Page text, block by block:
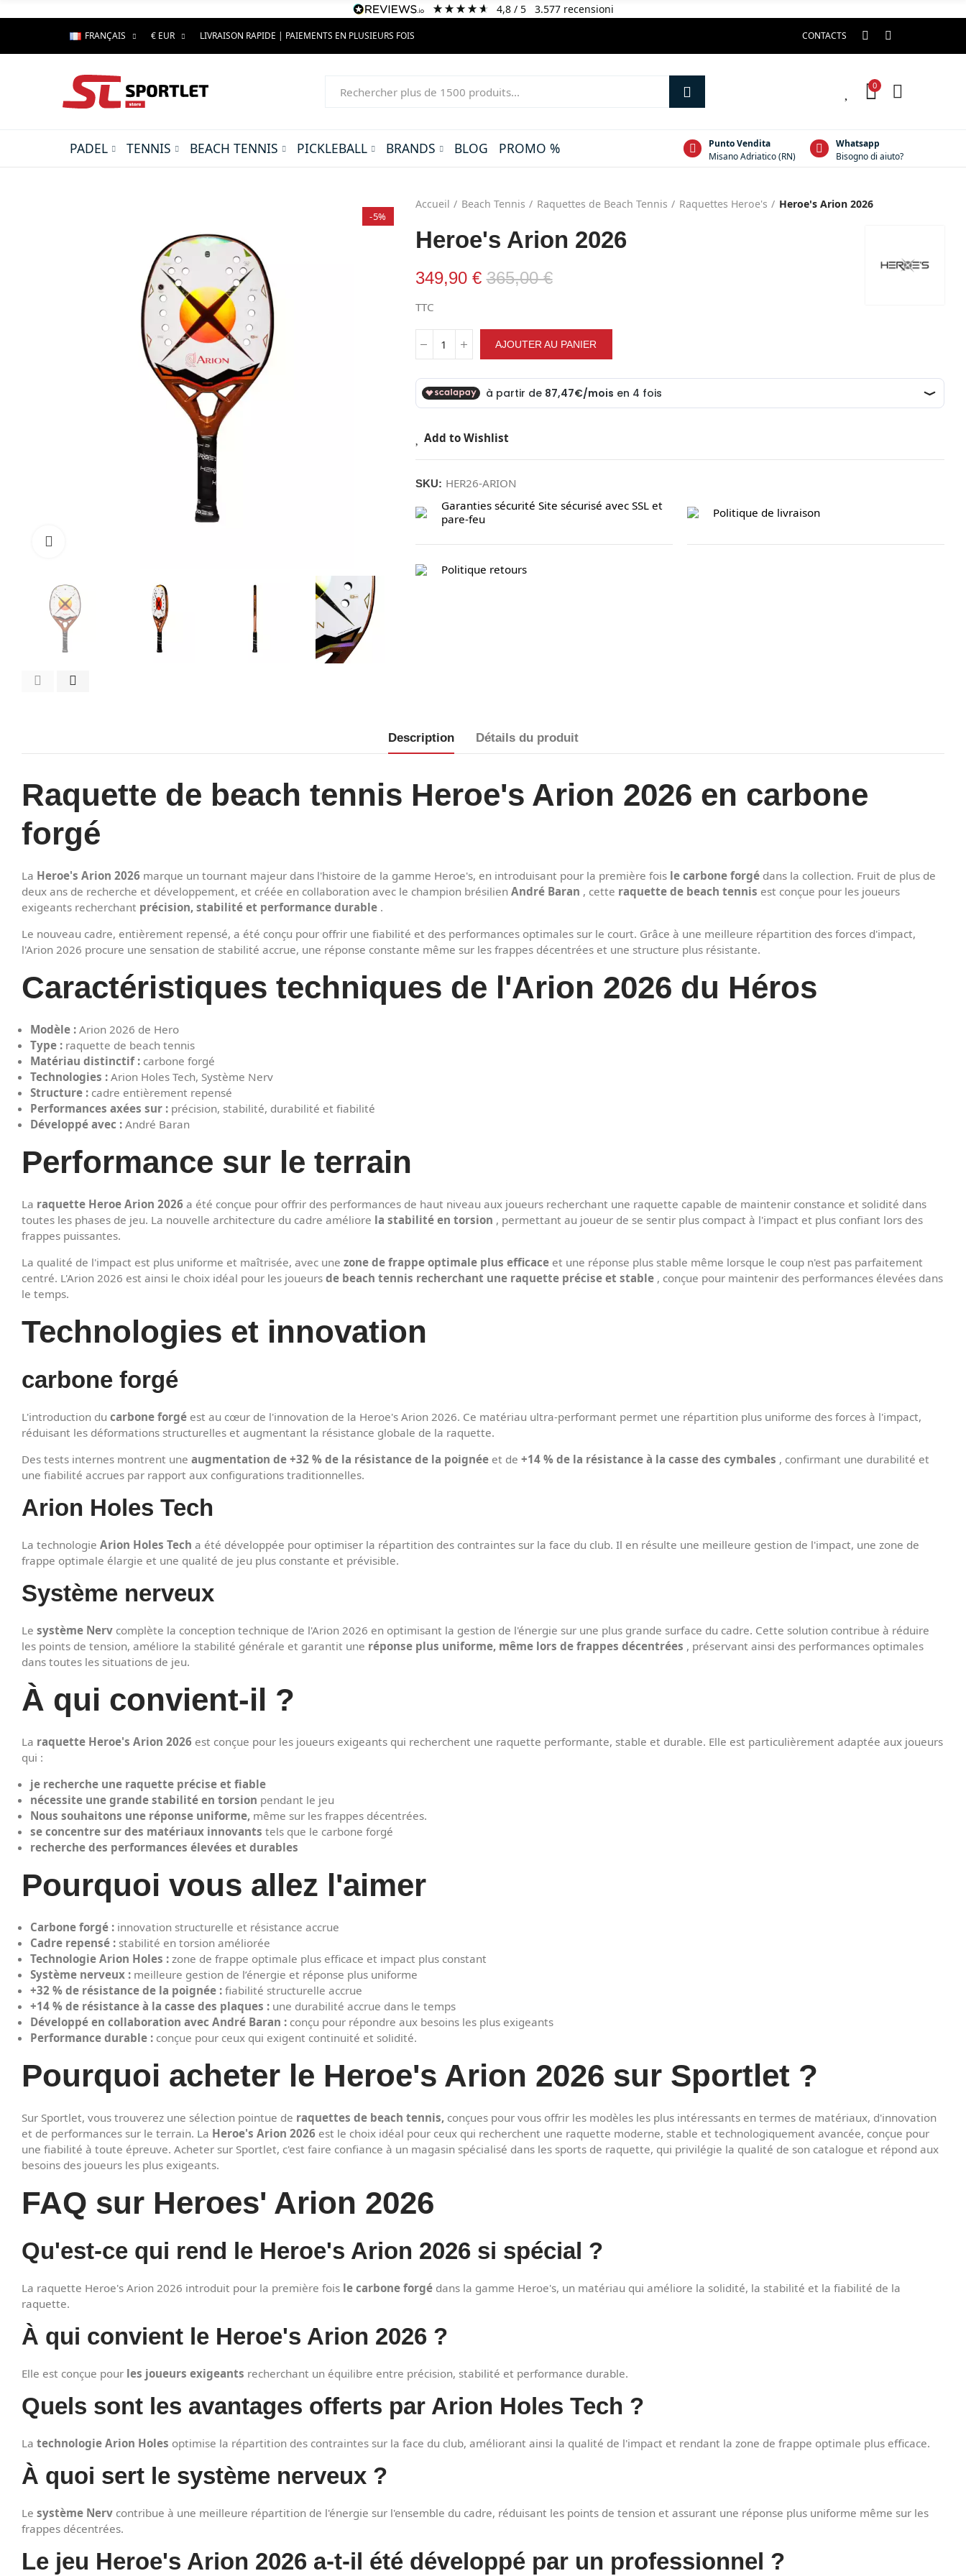
4,8/ 5 3.577 recensioni
FRANÇAIS € EUR LIVRAISON RAPIDE | PAIEMENTS EN PLUSIEURS FOIS CONTACTS
0
PADEL TENNIS BEACH TENNIS PICKLEBALL BRANDS BLOG PROMO %
Punto Vendita
Misano Adriatico (RN)
Whatsapp
Bisogno di aiuto?
-5%
Accueil Beach Tennis Raquettes de Beach Tennis Raquettes Heroe's Heroe's Arion 2026
Heroe's Arion 2026
349,90 €365,00 €
TTC
AJOUTER AU PANIER
Add to Wishlist
SKU: HER26-ARION
Garanties sécurité Site sécurisé avec SSL et
pare-feu
Politique de livraison
Politique retours
Description Détails du produit
Raquette de beach tennis Heroe's Arion 2026 en carbone
forgé
La Heroe's Arion 2026 marque un tournant majeur dans l'histoire de la gamme Heroe's, en introduisant pour la première fois le carbone forgé dans la collection. Fruit de plus de
deux ans de recherche et développement, et créée en collaboration avec le champion brésilien André Baran , cette raquette de beach tennis est conçue pour les joueurs
exigeants recherchant précision, stabilité et performance durable .
Le nouveau cadre, entièrement repensé, a été conçu pour offrir une fiabilité et des performances optimales sur le court. Grâce à une meilleure répartition des forces d'impact,
l'Arion 2026 procure une sensation de stabilité accrue, une réponse constante même sur les frappes décentrées et une structure plus résistante.
Caractéristiques techniques de l'Arion 2026 du Héros
Modèle : Arion 2026 de Hero
Type : raquette de beach tennis
Matériau distinctif : carbone forgé
Technologies : Arion Holes Tech, Système Nerv
Structure : cadre entièrement repensé
Performances axées sur : précision, stabilité, durabilité et fiabilité
Développé avec : André Baran
Performance sur le terrain
La raquette Heroe Arion 2026 a été conçue pour offrir des performances de haut niveau aux joueurs recherchant une raquette capable de maintenir constance et solidité dans
toutes les phases de jeu. La nouvelle architecture du cadre améliore la stabilité en torsion , permettant au joueur de se sentir plus compact à l'impact et plus confiant lors des
frappes puissantes.
La qualité de l'impact est plus uniforme et maîtrisée, avec une zone de frappe optimale plus efficace et une réponse plus stable même lorsque le coup n'est pas parfaitement
centré. L'Arion 2026 est ainsi le choix idéal pour les joueurs de beach tennis recherchant une raquette précise et stable , conçue pour maintenir des performances élevées dans
le temps.
Technologies et innovation
carbone forgé
L'introduction du carbone forgé est au cœur de l'innovation de la Heroe's Arion 2026. Ce matériau ultra-performant permet une répartition plus uniforme des forces à l'impact,
réduisant les déformations structurelles et augmentant la résistance globale de la raquette.
Des tests internes montrent une augmentation de +32 % de la résistance de la poignée et de +14 % de la résistance à la casse des cymbales , confirmant une durabilité et
une fiabilité accrues par rapport aux configurations traditionnelles.
Arion Holes Tech
La technologie Arion Holes Tech a été développée pour optimiser la répartition des contraintes sur la face du club. Il en résulte une meilleure gestion de l'impact, une zone de
frappe optimale élargie et une qualité de jeu plus constante et prévisible.
Système nerveux
Le système Nerv complète la conception technique de l'Arion 2026 en optimisant la gestion de l'énergie sur une plus grande surface du cadre. Cette solution contribue à réduire
les points de tension, améliore la stabilité générale et garantit une réponse plus uniforme, même lors de frappes décentrées , préservant ainsi des performances optimales
dans toutes les situations de jeu.
À qui convient-il ?
La raquette Heroe's Arion 2026 est conçue pour les joueurs exigeants qui recherchent une raquette performante, stable et durable. Elle est particulièrement adaptée aux joueurs
qui :
je recherche une raquette précise et fiable
nécessite une grande stabilité en torsion pendant le jeu
Nous souhaitons une réponse uniforme, même sur les frappes décentrées.
se concentre sur des matériaux innovants tels que le carbone forgé
recherche des performances élevées et durables
Pourquoi vous allez l'aimer
Carbone forgé : innovation structurelle et résistance accrue
Cadre repensé : stabilité en torsion améliorée
Technologie Arion Holes : zone de frappe optimale plus efficace et impact plus constant
Système nerveux : meilleure gestion de l’énergie et réponse plus uniforme
+32 % de résistance de la poignée : fiabilité structurelle accrue
+14 % de résistance à la casse des plaques : une durabilité accrue dans le temps
Développé en collaboration avec André Baran : conçu pour répondre aux besoins les plus exigeants
Performance durable : conçue pour ceux qui exigent continuité et solidité.
Pourquoi acheter le Heroe's Arion 2026 sur Sportlet ?
Sur Sportlet, vous trouverez une sélection pointue de raquettes de beach tennis, conçues pour vous offrir les modèles les plus intéressants en termes de matériaux, d'innovation
et de performances sur le terrain. La Heroe's Arion 2026 est le choix idéal pour ceux qui recherchent une raquette moderne, stable et technologiquement avancée, conçue pour
une fiabilité à toute épreuve. Acheter sur Sportlet, c'est faire confiance à un magasin spécialisé dans les sports de raquette, qui privilégie la qualité de son catalogue et répond aux
besoins des joueurs les plus exigeants.
FAQ sur Heroes' Arion 2026
Qu'est-ce qui rend le Heroe's Arion 2026 si spécial ?
La raquette Heroe's Arion 2026 introduit pour la première fois le carbone forgé dans la gamme Heroe's, un matériau qui améliore la solidité, la stabilité et la fiabilité de la
raquette.
À qui convient le Heroe's Arion 2026 ?
Elle est conçue pour les joueurs exigeants recherchant un équilibre entre précision, stabilité et performance durable.
Quels sont les avantages offerts par Arion Holes Tech ?
La technologie Arion Holes optimise la répartition des contraintes sur la face du club, améliorant ainsi la qualité de l'impact et rendant la zone de frappe optimale plus efficace.
À quoi sert le système nerveux ?
Le système Nerv contribue à une meilleure répartition de l'énergie sur l'ensemble du cadre, réduisant les points de tension et assurant une réponse plus uniforme même sur les
frappes décentrées.
Le jeu Heroe's Arion 2026 a-t-il été développé par un professionnel ?